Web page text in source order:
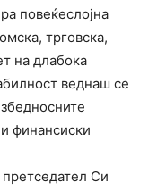
повеќеслојна
трговска,
на длабока
веднаш се
финансиски
претседател Си